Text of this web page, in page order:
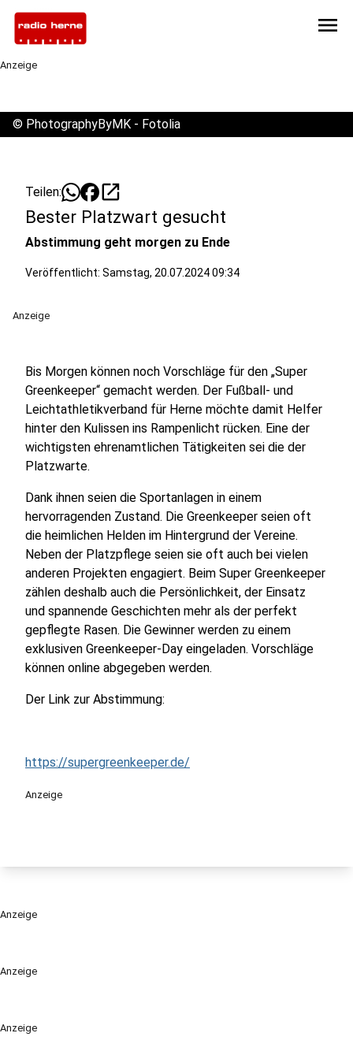
menu
Anzeige
Anzeige
Anzeige
© PhotographyByMK - Fotolia
Teilen: open_in_new
Bester Platzwart gesucht
Abstimmung geht morgen zu Ende
Veröffentlicht: Samstag, 20.07.2024 09:34
Anzeige
Bis Morgen können noch Vorschläge für den „Super
Greenkeeper“ gemacht werden. Der Fußball- und
Leichtathletikverband für Herne möchte damit Helfer
hinter den Kulissen ins Rampenlicht rücken. Eine der
wichtigsten ehrenamtlichen Tätigkeiten sei die der
Platzwarte.
Dank ihnen seien die Sportanlagen in einem
hervorragenden Zustand. Die Greenkeeper seien oft
die heimlichen Helden im Hintergrund der Vereine.
Neben der Platzpflege seien sie oft auch bei vielen
anderen Projekten engagiert. Beim Super Greenkeeper
zählen deshalb auch die Persönlichkeit, der Einsatz
und spannende Geschichten mehr als der perfekt
gepflegte Rasen. Die Gewinner werden zu einem
exklusiven Greenkeeper-Day eingeladen. Vorschläge
können online abgegeben werden.
Der Link zur Abstimmung:
https://supergreenkeeper.de/
Anzeige
Anzeige